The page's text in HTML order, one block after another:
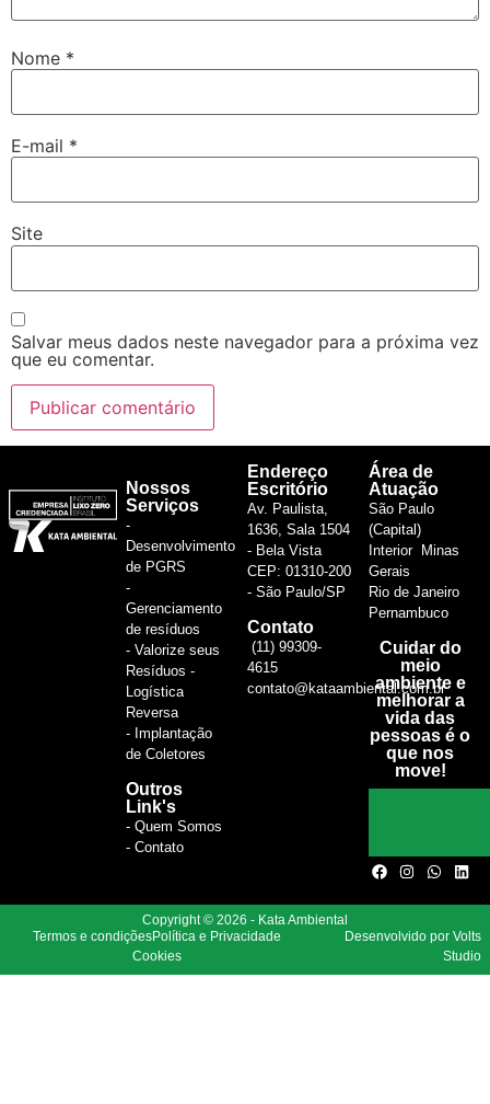
Nome *
E-mail *
Site
Salvar meus dados neste navegador para a próxima vez
que eu comentar.
Nossos
Serviços
-
Desenvolvimento
de PGRS
-
Gerenciamento
de resíduos
- Valorize seus
Resíduos -
Logística
Reversa
- Implantação
de Coletores
Outros
Link's
- Quem Somos
- Contato
Endereço
Escritório
Av. Paulista,
1636, Sala 1504
- Bela Vista
CEP: 01310-200
- São Paulo/SP
Contato
(11) 99309-
4615
contato@kataambiental.com.br
Área de
Atuação
São Paulo
(Capital)
Interior Minas
Gerais
Rio de Janeiro
Pernambuco
Cuidar do
meio
ambiente e
melhorar a
vida das
pessoas é o
que nos
move!
Copyright © 2026 - Kata Ambiental
Termos e condiçõesPolítica e Privacidade
Cookies
Desenvolvido por Volts
Studio